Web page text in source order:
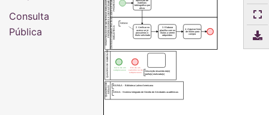
SOLICITAÇÃO DE MATERIAIS BIBLIOGRÁFICOS PORPROFESSORES E DEPARTAMENTOSDIVISÃO ADMINISTRATIVA DABIBLIOTECA
aquisição de
materiais
bibliográfico por
ofício
2. Verificar no
acervo se já
possuímos o
título solicitado
3. Elaborar
planilha com os
títulos a serem
adquiridos
4. Arquivar lista
de títulos para
compra
SIGAA
QUADRO DE SIMBOLOS
Início de um
subprocesso
Fim de um
caminho ou do
subprocesso
Descrição resumida da(s)
tarefa(s) realizada(s)
QUADRO DESIGLAS BIUNILA - Biblioteca Latino-Americana
SIGAA - Sistema Integrado de Gestão de Atividades acadêmicas
Consulta
Pública